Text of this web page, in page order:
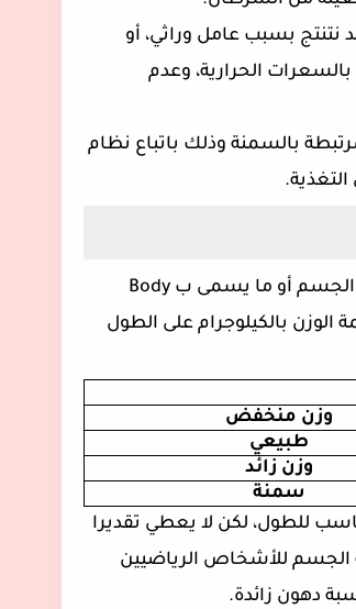
بسبب عامل وراثي، أو
الحرارية، وعدم
بالسمنة وذلك باتباع نظام
الجسم أو ما يسمى ب Body
بالكيلوجرام على الطول
وزن منخفض
طبيعي
وزن زائد
سمنة
للطول، لكن لا يعطي تقديرا
للأشخاص الرياضيين
دهون زائدة.